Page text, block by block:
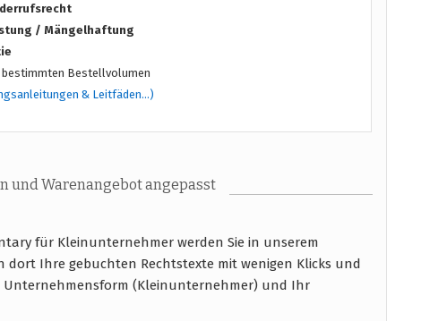
/ Mängelhaftung
bestimmten Bestellvolumen
& Leitfäden…)
und Warenangebot angepasst
für Kleinunternehmer werden Sie in unserem
Ihre gebuchten Rechtstexte mit wenigen Klicks und
(Kleinunternehmer) und Ihr